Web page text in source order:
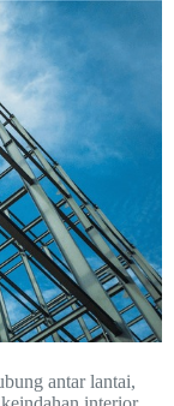
antar lantai,